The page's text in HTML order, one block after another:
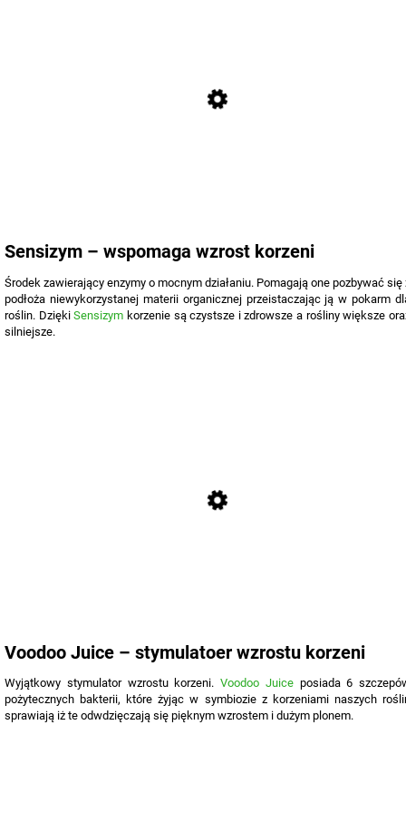
Sensizym – wspomaga wzrost korzeni
Środek zawierający enzymy o mocnym działaniu. Pomagają one pozbywać się
podłoża niewykorzystanej materii organicznej przeistaczając ją w pokarm
roślin. DziękiSensizym korzenie są czystsze i zdrowsze a rośliny większe
silniejsze.
Voodoo Juice – stymulatoer wzrostu korzeni
Wyjątkowy stymulator wzrostu korzeni. Voodoo Juiceposiada 6
pożytecznych bakterii, które żyjąc w symbiozie z korzeniami naszych
sprawiają iż te odwdzięczają się pięknym wzrostem i dużym plonem.